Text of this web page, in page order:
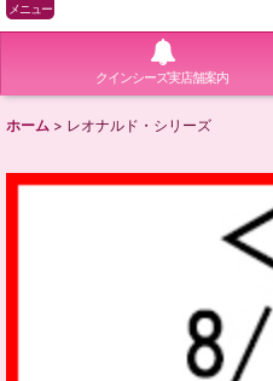
メニュー
クインシーズ実店舗案内
ホーム > レオナルド・シリーズ